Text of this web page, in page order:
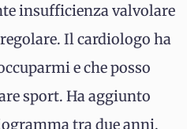
insufficienza valvolare
Il cardiologo ha
e che posso
sport. Ha aggiunto
tra due anni.